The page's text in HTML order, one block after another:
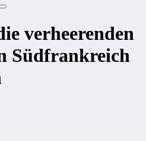
verheerenden
Südfrankreich